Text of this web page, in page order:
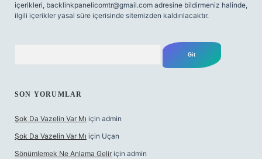
içerikleri, backlinkpanelicomtr@gmail.com adresine bildirmeniz halinde,
ilgili içerikler yasal süre içerisinde sitemizden kaldırılacaktır.
SON YORUMLAR
Şok Da Vazelin Var Mı için admin
Şok Da Vazelin Var Mı için Uçan
Sönümlemek Ne Anlama Gelir için admin